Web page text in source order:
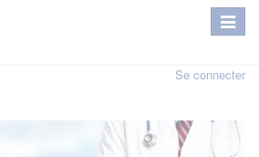
Se connecter